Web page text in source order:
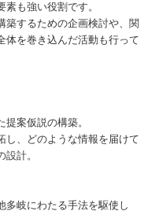
も強い役割です。
築するための企画検討や、関
体を巻き込んだ活動も行って
案仮説の構築。
し、どのような情報を届けて
計。
多岐にわたる手法を駆使し